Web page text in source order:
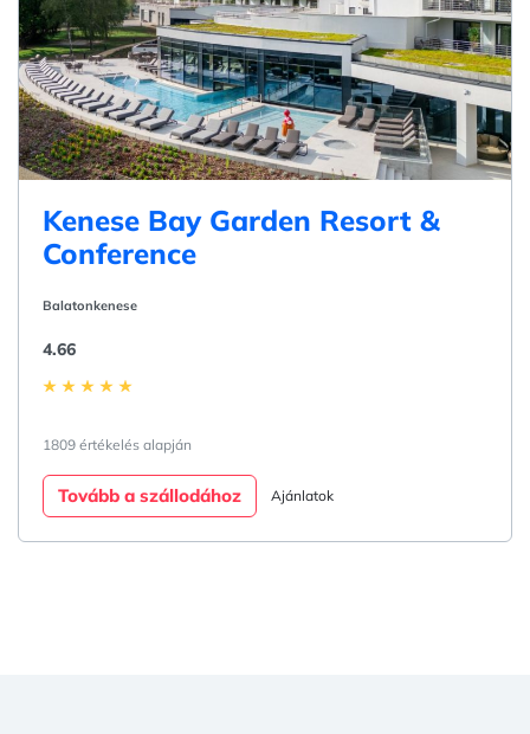
Kenese Bay Garden Resort &
Conference
Balatonkenese
4.66
1809 értékelés alapján
Tovább a szállodához Ajánlatok